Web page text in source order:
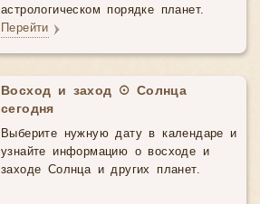
астрологическом порядке планет.
Перейти
Восход и заход ☉ Солнца
сегодня
Выберите нужную дату в календаре и
узнайте информацию о восходе и
заходе Солнца и других планет.